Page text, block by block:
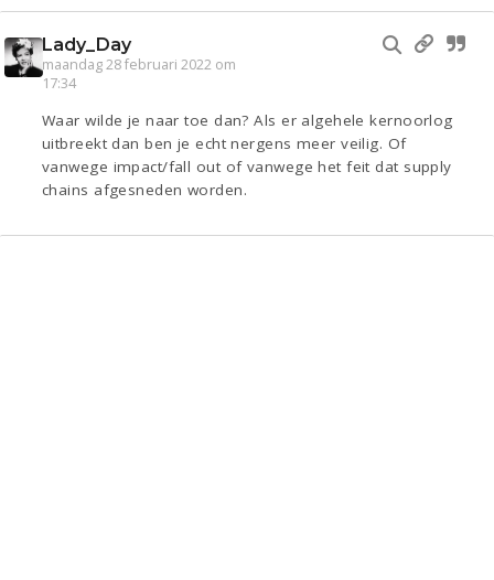
Lady_Day
maandag 28 februari 2022 om
17:34
Waar wilde je naar toe dan? Als er algehele kernoorlog
uitbreekt dan ben je echt nergens meer veilig. Of
vanwege impact/fall out of vanwege het feit dat supply
chains afgesneden worden.